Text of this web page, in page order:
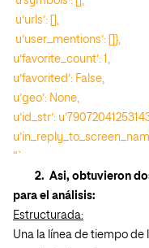
u’urls’: [],
u’user_mentions’: []},
u’favorite_count’: 1,
u’favorited’: False,
u’geo’: None,
u’id_str’:
“`
2. Asi, obtuvieron dos
para el análisis:
Estructurada:
Una la línea de tiempo